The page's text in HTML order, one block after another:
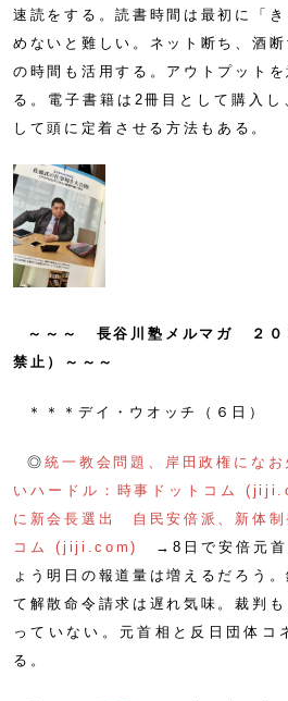
速読をする。読書時間は最初に「
めないと難しい。ネット断ち、酒
の時間も活用する。アウトプット
る。電子書籍は2冊目として購入し
して頭に定着させる方法もある。
～～～ 長谷川塾メルマガ ２０
禁止）～～～
＊＊＊デイ・ウオッチ（６日）
◎統一教会問題、岸田政権にな
いハードル：時事ドットコム
に新会長選出 自民安倍派、新体制
コム (jiji.com)
→8日で安倍元首
ょう明日の報道量は増えるだろう
て解散命令請求は遅れ気味。裁判
っていない。元首相と反日団体コ
る。